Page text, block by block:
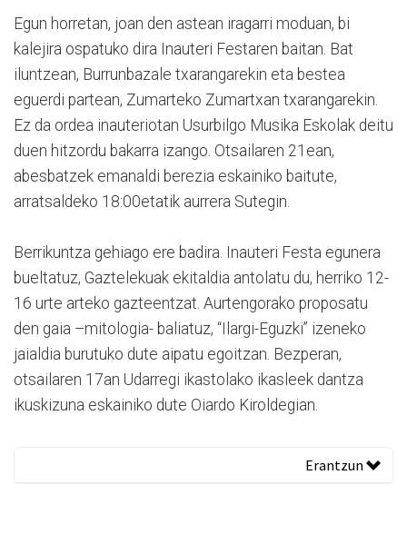
Egun horretan, joan den astean iragarri moduan, bi
kalejira ospatuko dira Inauteri Festaren baitan. Bat
iluntzean, Burrunbazale txarangarekin eta bestea
eguerdi partean, Zumarteko Zumartxan txarangarekin.
Ez da ordea inauteriotan Usurbilgo Musika Eskolak deitu
duen hitzordu bakarra izango. Otsailaren 21ean,
abesbatzek emanaldi berezia eskainiko baitute,
arratsaldeko 18:00etatik aurrera Sutegin.
Berrikuntza gehiago ere badira. Inauteri Festa egunera
bueltatuz, Gaztelekuak ekitaldia antolatu du, herriko 12-
16 urte arteko gazteentzat. Aurtengorako proposatu
den gaia –mitologia- baliatuz, “Ilargi-Eguzki” izeneko
jaialdia burutuko dute aipatu egoitzan. Bezperan,
otsailaren 17an Udarregi ikastolako ikasleek dantza
ikuskizuna eskainiko dute Oiardo Kiroldegian.
Erantzun